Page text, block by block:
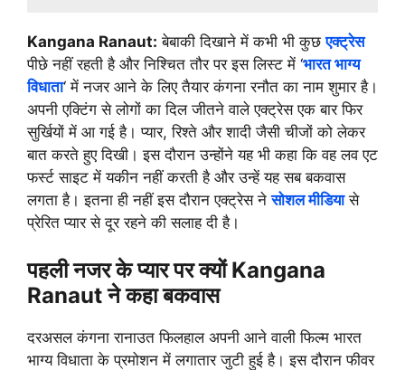
Kangana Ranaut: बेबाकी दिखाने में कभी भी कुछएक्ट्रेस
पीछे नहीं रहती है और निश्चित तौर पर इस लिस्ट में ‘भारत भाग्य
विधाता‘ में नजर आने के लिए तैयार कंगना रनौत का नाम शुमार है।
अपनी एक्टिंग से लोगों का दिल जीतने वाले एक्ट्रेस एक बार फिर
सुर्खियों में आ गई है। प्यार, रिश्ते और शादी जैसी चीजों को लेकर
बात करते हुए दिखी। इस दौरान उन्होंने यह भी कहा कि वह लव एट
फर्स्ट साइट में यकीन नहीं करती है और उन्हें यह सब बकवास
लगता है। इतना ही नहीं इस दौरान एक्ट्रेस नेसोशल मीडियासे
प्रेरित प्यार से दूर रहने की सलाह दी है।
पहली नजर के प्यार पर क्यों Kangana
Ranaut ने कहा बकवास
दरअसल कंगना रानाउत फिलहाल अपनी आने वाली फिल्म भारत
भाग्य विधाता के प्रमोशन में लगातार जुटी हुई है। इस दौरान फीवर